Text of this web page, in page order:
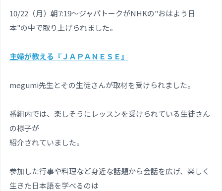
10/22（月）朝7:19～ジャパトークがNHKの"おはよう日
本"の中で取り上げられました。
主婦が教える『ＪＡＰＡＮＥＳＥ』
megumi先生とその生徒さんが取材を受けられました。
番組内では、楽しそうにレッスンを受けられている生徒さん
の様子が
紹介されていました。
参加した行事や料理など身近な話題から会話を広げ、楽しく
生きた日本語を学べるのは